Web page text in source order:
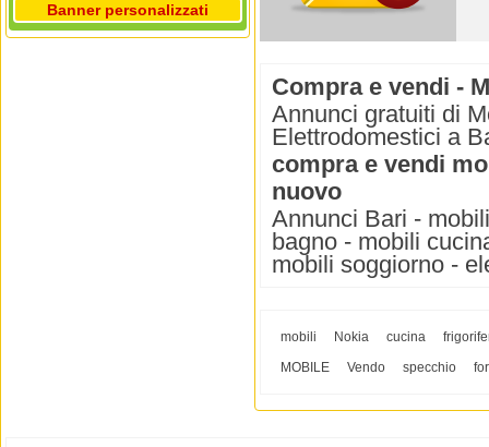
Banner personalizzati
Compra e vendi -
Annunci gratuiti di
Elettrodomestici a
compra e vendi
nuovo
Annunci Bari -
bagno - mobili
mobili soggiorno -
mobili Nokia cucina
MOBILE
Vendo specchio